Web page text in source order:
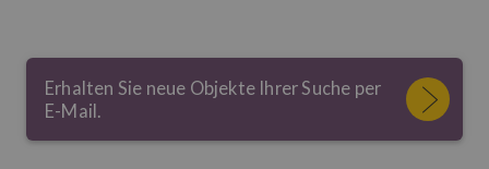
Erhalten Sie neue Objekte Ihrer Suche per
E-Mail.